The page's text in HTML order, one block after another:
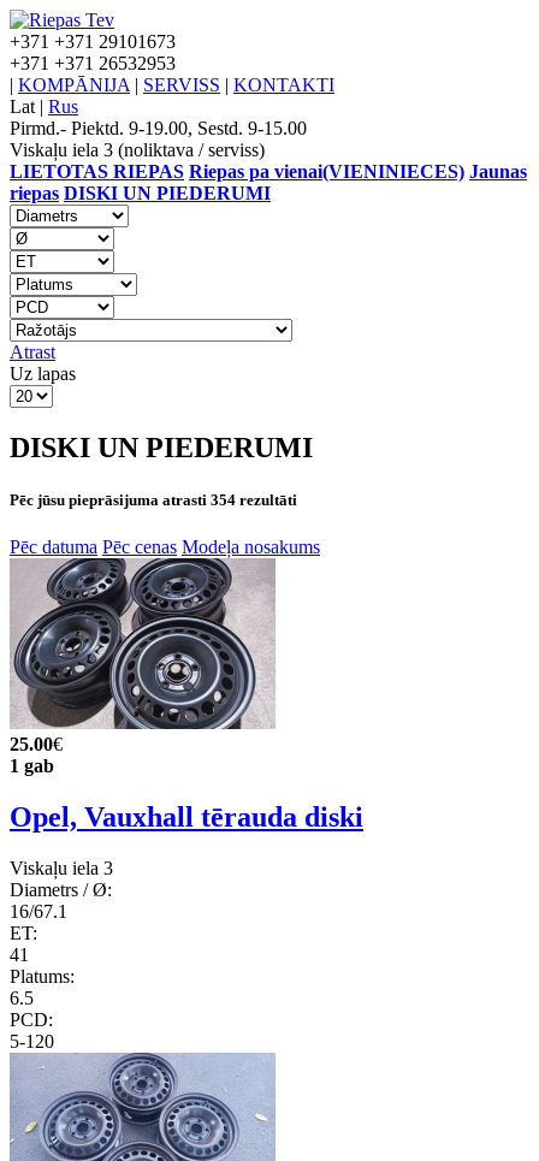
+371 +371 29101673
+371 +371 26532953
| KOMPĀNIJA | SERVISS | KONTAKTI
Lat | Rus
Pirmd.- Piektd. 9-19.00, Sestd. 9-15.00
Viskaļu iela 3 (noliktava / serviss)
LIETOTAS RIEPAS Riepas pa vienai(VIENINIECES) Jaunas
riepas DISKI UN PIEDERUMI
Atrast
Uz lapas
DISKI UN PIEDERUMI
Pēc jūsu pieprāsijuma atrasti 354 rezultāti
Pēc datuma Pēc cenas Modeļa nosakums
25.00€
1 gab
Opel, Vauxhall tērauda diski
Viskaļu iela 3
Diametrs / Ø:
16/67.1
ET:
41
Platums:
6.5
PCD:
5-120